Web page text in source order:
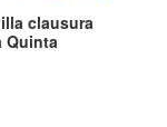
clausura
Quinta